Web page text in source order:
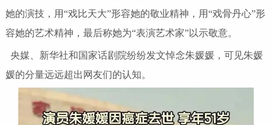
她的演技，用“戏比天大”形容她的敬业精神，用“戏骨丹心”形
容她的艺术精神，最后称她为“表演艺术家”以示敬意。
央媒、新华社和国家话剧院纷纷发文悼念朱媛媛，可见朱媛
媛的分量远远超出网友们的认知。